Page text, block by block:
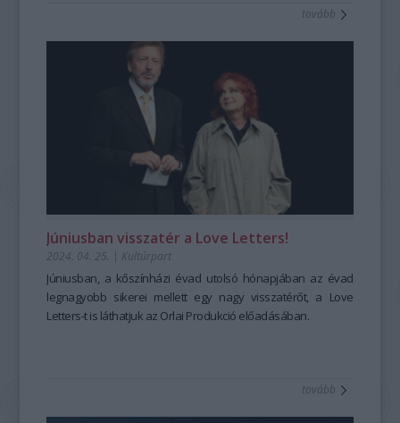
tovább
Júniusban visszatér a Love Letters!
2024. 04. 25. | Kultúrpart
Júniusban, a kőszínházi évad utolsó hónapjában az évad
legnagyobb sikerei mellett egy nagy visszatérőt, a Love
Letters-t is láthatjuk az Orlai Produkció előadásában.
tovább